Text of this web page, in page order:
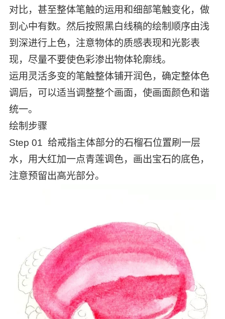
对比，甚至整体笔触的运用和细部笔触变化，做
到心中有数。然后按照黑白线稿的绘制顺序由浅
到深进行上色，注意物体的质感表现和光影表
现，尽量不要使色彩渗出物体轮廓线。
运用灵活多变的笔触整体铺开润色，确定整体色
调后，可以适当调整整个画面，使画面颜色和谐
统一。
绘制步骤
Step 01 给戒指主体部分的石榴石位置刷一层
水，用大红加一点青莲调色，画出宝石的底色，
注意预留出高光部分。